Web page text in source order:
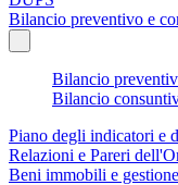
Bilancio preventivo e
Bilancio
Bilancio
Piano degli indicatori e
Relazioni e Pareri
Beni immobili e